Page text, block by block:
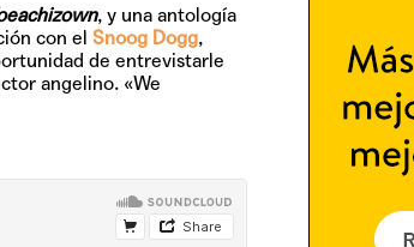
, y una antología
con el Snoog Dogg,
de entrevistarle
angelino. «We